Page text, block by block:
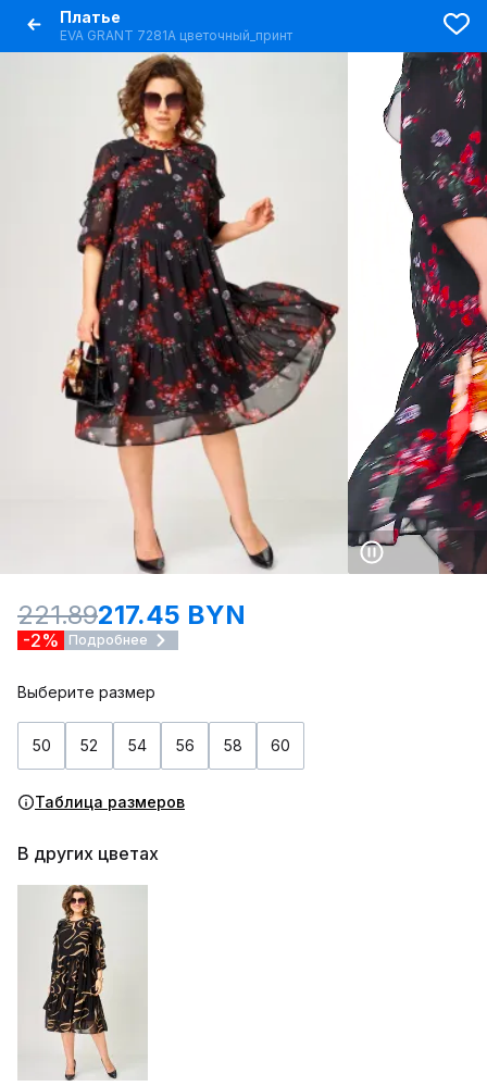
Платье
EVA GRANT 7281А цветочный_принт
221.89217.45 BYN
-2% Подробнее
Выберите размер
50 52 54 56 58 60
Таблица размеров
В других цветах